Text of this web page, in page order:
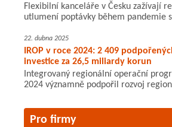
Flexibilní kanceláře v Česku zažívají
utlumení poptávky během pandemie
22. dubna 2025
IROP v roce 2024: 2 409
investice za 26,5 miliardy korun
Integrovaný regionální operační
2024 významně podpořil rozvoj
Pro firmy